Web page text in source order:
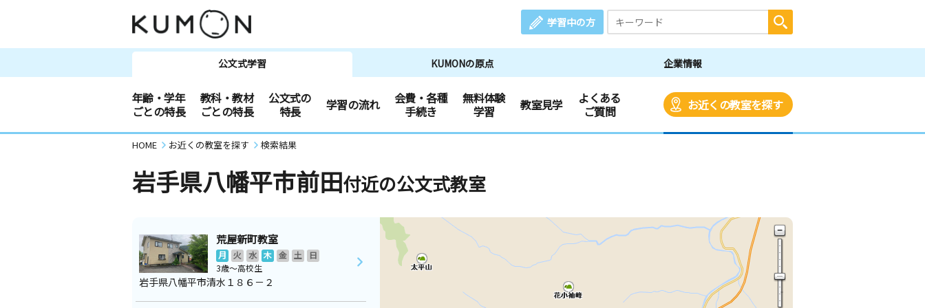
学習中の方
公文式学習 KUMONの原点 企業情報
年齢・学年
ごとの特長
教科・教材
ごとの特長
公文式の
特長
学習の流れ
会費・各種
手続き
無料体験
学習
教室見学
よくある
ご質問
お近くの教室を探す
HOME お近くの教室を探す 検索結果
岩手県八幡平市前田付近の公文式教室
荒屋新町教室
月 火 水 木 金 土
日
3歳～高校生
岩手県八幡平市清水１８６－２